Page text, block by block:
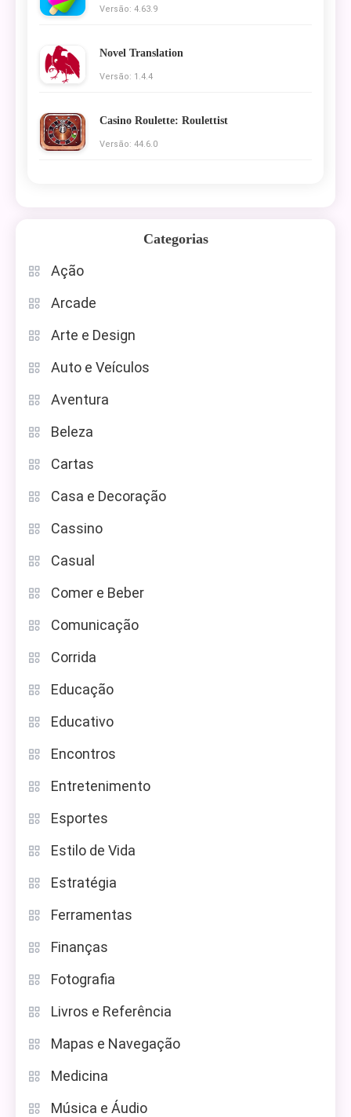
Versão: 4.63.9
Novel Translation
Versão: 1.4.4
Casino Roulette: Roulettist
Versão: 44.6.0
Categorias
Ação
Arcade
Arte e Design
Auto e Veículos
Aventura
Beleza
Cartas
Casa e Decoração
Cassino
Casual
Comer e Beber
Comunicação
Corrida
Educação
Educativo
Encontros
Entretenimento
Esportes
Estilo de Vida
Estratégia
Ferramentas
Finanças
Fotografia
Livros e Referência
Mapas e Navegação
Medicina
Música e Áudio